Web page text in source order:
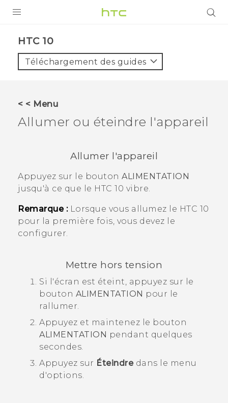
VIVE
Appareils HTC & Accessoires
Connexion
HTC 10‎
Téléchargement des guides
< < Menu
Allumer ou éteindre l'appareil
Allumer l'appareil
Appuyez sur le bouton ALIMENTATION
jusqu'à ce que le HTC 10 vibre.
Remarque :Lorsque vous allumez le HTC 10
pour la première fois, vous devez le
configurer.
Mettre hors tension
Si l'écran est éteint, appuyez sur le
bouton ALIMENTATION pour le
rallumer.
Appuyez et maintenez le bouton
ALIMENTATION pendant quelques
secondes.
Appuyez sur Éteindredans le menu
d'options.